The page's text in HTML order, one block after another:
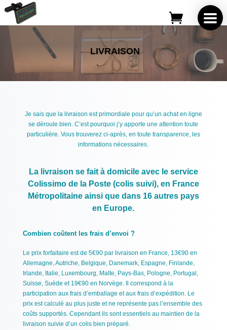
LIVRAISON
Je sais que la livraison est primordiale pour qu’un achat en ligne
se déroule bien. C’est pourquoi j’y apporte une attention toute
particulière. Vous trouverez ci-après, en toute transparence, les
informations nécessaires.
La livraison se fait à domicile avec le service
Colissimo de la Poste (colis suivi), en France
Métropolitaine ainsi que dans 16 autres pays
en Europe.
Combien coûtent les frais d’envoi ?
Le prix forfaitaire est de 5€90 par livraison en France, 13€90 en
Allemagne, Autriche, Belgique, Danemark, Espagne, Finlande,
Irlande, Italie, Luxembourg, Malte, Pays-Bas, Pologne, Portugal,
Suisse, Suède et 19€90 en Norvège. Il correspond à la
participation aux frais d’emballage et aux frais d’expédition. Le
prix est calculé au plus juste et ne représente pas l’ensemble des
coûts supportés. Cependant ils sont essentiels au maintien de la
livraison suivie d’un colis bien préparé.